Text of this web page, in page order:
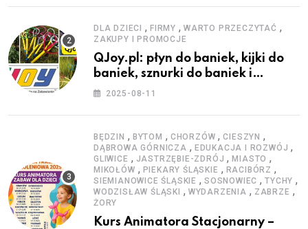
DLA DZIECI , FIRMY , WARTO PRZECZYTAĆ ,
ZAKUPY I PROMOCJE
QJoy.pl: płyn do baniek, kijki do
baniek, sznurki do baniek i
zestawy do baniek
2025-08-11
BĘDZIN , BYTOM , CHORZÓW ,CIESZYN ,
DĄBROWA GÓRNICZA , EDUKACJA I ROZWÓJ ,
GLIWICE , JASTRZĘBIE-ZDRÓJ ,MIASTO ,
MIKOŁÓW , PIEKARY ŚLĄSKIE , RACIBÓRZ ,
SIEMIANOWICE ŚLĄSKIE ,SOSNOWIEC ,TYCHY ,
WODZISŁAW ŚLĄSKI , WYDARZENIA , ZABRZE ,
ŻORY
Kurs Animatora Stacjonarny –